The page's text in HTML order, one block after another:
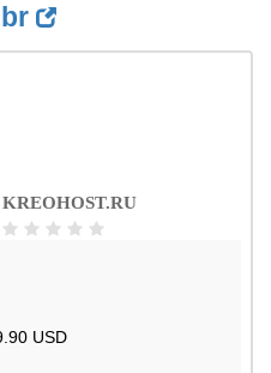
KREOHOST.RU
USD